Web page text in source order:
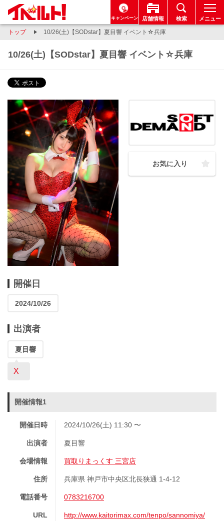
キャンペーン 店舗情報 検索 メニュー
トップ 10/26(土)【SODstar】夏目響 イベント☆兵庫
10/26(土)【SODstar】夏目響 イベント☆兵庫
お気に入り
開催日
2024/10/26
出演者
夏目響
X
開催情報1
開催日時 2024/10/26(土) 11:30 〜
出演者 夏目響
会場情報 買取りまっくす 三宮店
住所 兵庫県 神戸市中央区北長狭通 1-4-12
電話番号 0783216700
URL
http://www.kaitorimax.com/tenpo/sannomiya/